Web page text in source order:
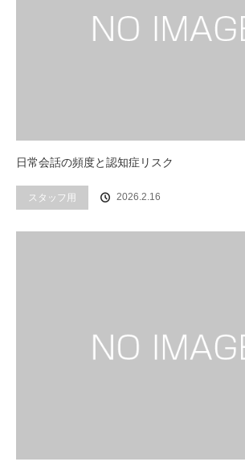
日常会話の頻度と認知症リスク
スタッフ用 2026.2.16